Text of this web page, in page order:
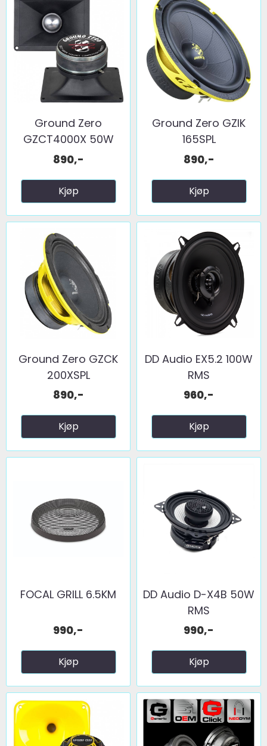
Ground Zero
GZCT4000X 50W
RMS
890,-
Kjøp
Ground Zero GZIK
165SPL
890,-
Kjøp
Ground Zero GZCK
200XSPL
890,-
Kjøp
DD Audio EX5.2 100W
RMS
960,-
Kjøp
FOCAL GRILL 6.5KM
990,-
Kjøp
DD Audio D-X4B 50W
RMS
990,-
Kjøp